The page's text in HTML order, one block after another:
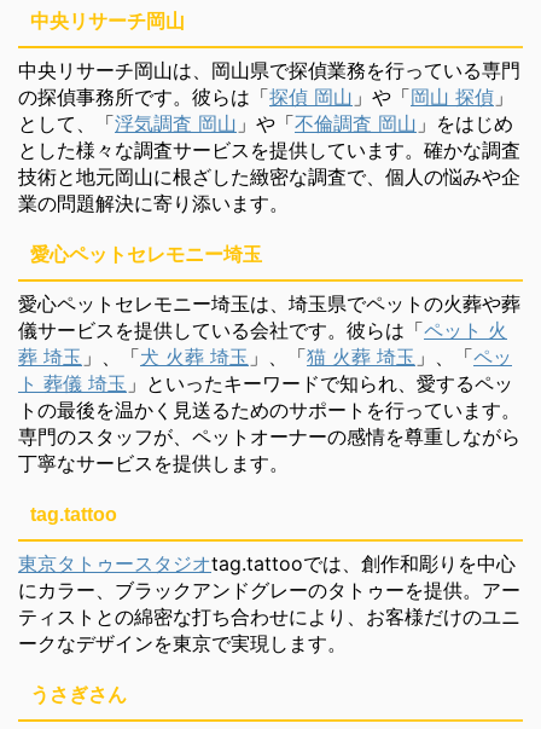
中央リサーチ岡山
中央リサーチ岡山は、岡山県で探偵業務を行っている専門
の探偵事務所です。彼らは「探偵 岡山 」や「岡山 探偵 」
として、「浮気調査 岡山 」や「不倫調査 岡山 」をはじめ
とした様々な調査サービスを提供しています。確かな調査
技術と地元岡山に根ざした緻密な調査で、個人の悩みや企
業の問題解決に寄り添います。
愛心ペットセレモニー埼玉
愛心ペットセレモニー埼玉は、埼玉県でペットの火葬や葬
儀サービスを提供している会社です。彼らは「ペット 火
葬 埼玉 」、「犬 火葬 埼玉 」、「猫 火葬 埼玉 」、「ペッ
ト 葬儀 埼玉 」といったキーワードで知られ、愛するペッ
トの最後を温かく見送るためのサポートを行っています。
専門のスタッフが、ペットオーナーの感情を尊重しながら
丁寧なサービスを提供します。
tag.tattoo
東京タトゥースタジオtag.tattooでは、創作和彫りを中心
にカラー、ブラックアンドグレーのタトゥーを提供。アー
ティストとの綿密な打ち合わせにより、お客様だけのユニ
ークなデザインを東京で実現します。
うさぎさん